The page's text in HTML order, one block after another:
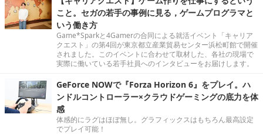
こと。セガの若手の事例に見る，ゲームプログラマと
いう働き方
Game*Sparkと4Gamerの合同による就活イベント「キャリア
クエスト」の第4回が東京都立産業貿易センター浜松町館で開催
されました。このイベントに合わせて取材した、各社の現場で
実際に働いている若手社員へのインタビューをお届けします。
GeForce NOWで『Forza Horizon 6』をプレイ。ハ
ンドルコントローラー×クラウドゲーミングの底力を体
感
体感的にラグはほぼ無し。グラフィックスはもちろん最高設定
でプレイ可能！